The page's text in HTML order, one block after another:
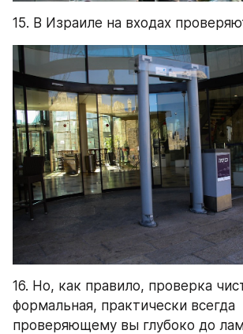
15. В Израиле на входах
16. Но, как правило, проверка
формальная, практически всегда
проверяющему вы глубоко до